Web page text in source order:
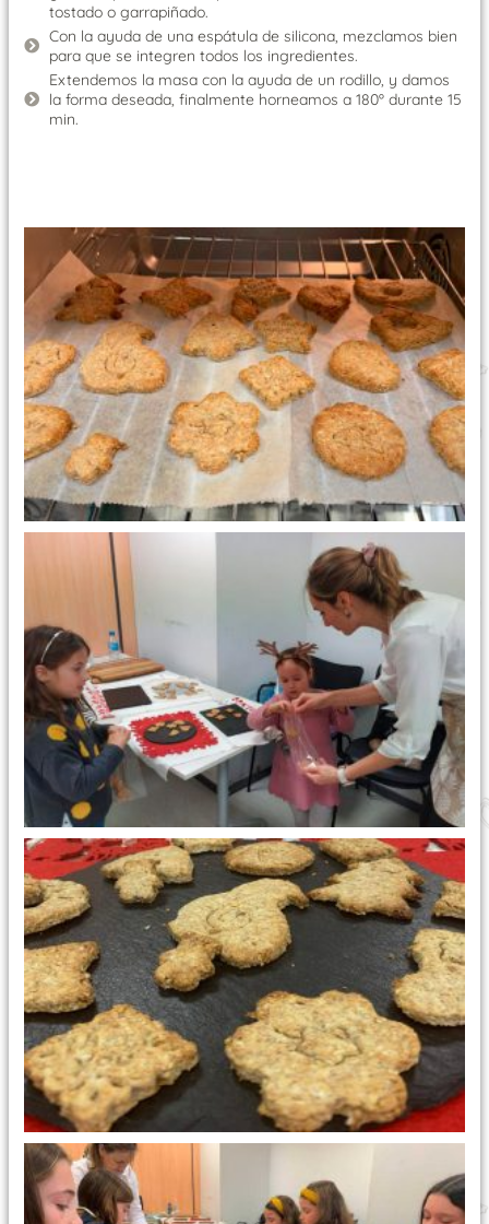
tostado o garrapiñado.
Con la ayuda de una espátula de silicona, mezclamos bien
para que se integren todos los ingredientes.
Extendemos la masa con la ayuda de un rodillo, y damos
la forma deseada, finalmente horneamos a 180º durante 15
min.